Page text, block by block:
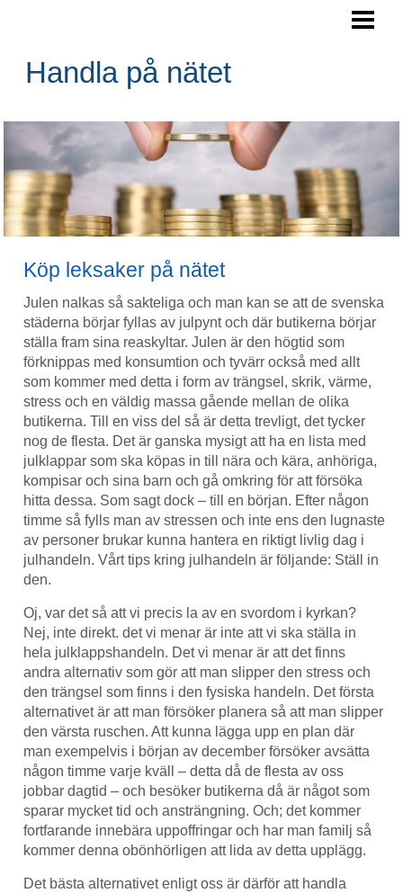
HANDLA SÄKERT PÅ NÄTET
HANDLA PÅ NÄTET TIPS
BLOGG
Handla på nätet
Köp leksaker på nätet
Julen nalkas så sakteliga och man kan se att de svenska
städerna börjar fyllas av julpynt och där butikerna börjar
ställa fram sina reaskyltar. Julen är den högtid som
förknippas med konsumtion och tyvärr också med allt
som kommer med detta i form av trängsel, skrik, värme,
stress och en väldig massa gående mellan de olika
butikerna. Till en viss del så är detta trevligt, det tycker
nog de flesta. Det är ganska mysigt att ha en lista med
julklappar som ska köpas in till nära och kära, anhöriga,
kompisar och sina barn och gå omkring för att försöka
hitta dessa. Som sagt dock – till en början. Efter någon
timme så fylls man av stressen och inte ens den lugnaste
av personer brukar kunna hantera en riktigt livlig dag i
julhandeln. Vårt tips kring julhandeln är följande: Ställ in
den.
Oj, var det så att vi precis la av en svordom i kyrkan?
Nej, inte direkt. det vi menar är inte att vi ska ställa in
hela julklappshandeln. Det vi menar är att det finns
andra alternativ som gör att man slipper den stress och
den trängsel som finns i den fysiska handeln. Det första
alternativet är att man försöker planera så att man slipper
den värsta ruschen. Att kunna lägga upp en plan där
man exempelvis i början av december försöker avsätta
någon timme varje kväll – detta då de flesta av oss
jobbar dagtid – och besöker butikerna då är något som
sparar mycket tid och ansträngning. Och; det kommer
fortfarande innebära uppoffringar och har man familj så
kommer denna obönhörligen att lida av detta upplägg.
Det bästa alternativet enligt oss är därför att handla